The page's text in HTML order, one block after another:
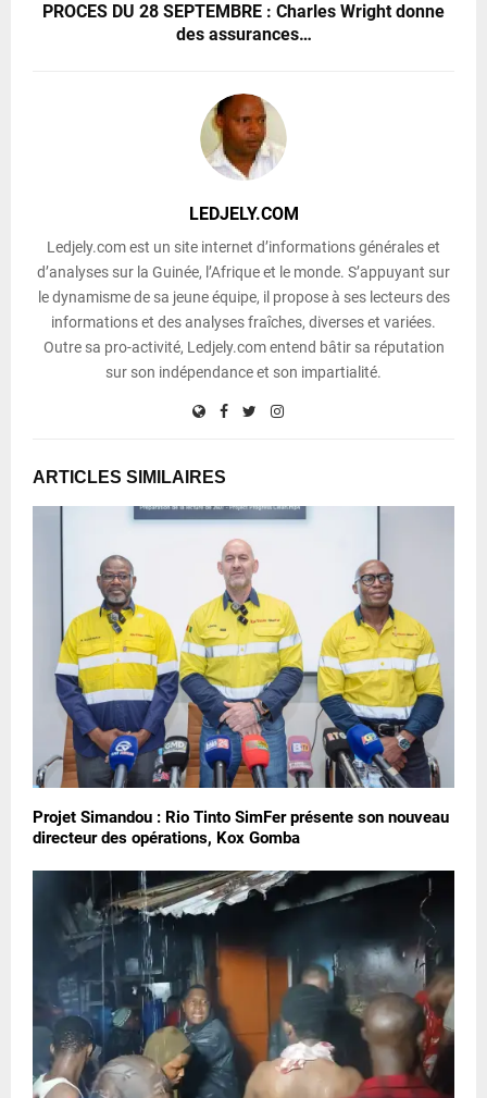
PROCES DU 28 SEPTEMBRE : Charles Wright donne
des assurances…
LEDJELY.COM
Ledjely.com est un site internet d’informations générales et
d’analyses sur la Guinée, l’Afrique et le monde. S’appuyant sur
le dynamisme de sa jeune équipe, il propose à ses lecteurs des
informations et des analyses fraîches, diverses et variées.
Outre sa pro-activité, Ledjely.com entend bâtir sa réputation
sur son indépendance et son impartialité.
ARTICLES SIMILAIRES
Projet Simandou : Rio Tinto SimFer présente son nouveau
directeur des opérations, Kox Gomba